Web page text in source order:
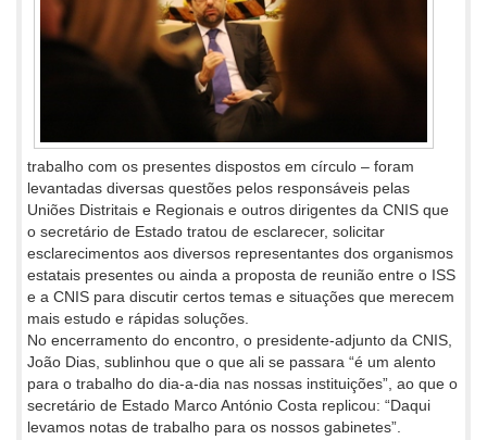
trabalho com os presentes dispostos em círculo – foram
levantadas diversas questões pelos responsáveis pelas
Uniões Distritais e Regionais e outros dirigentes da CNIS que
o secretário de Estado tratou de esclarecer, solicitar
esclarecimentos aos diversos representantes dos organismos
estatais presentes ou ainda a proposta de reunião entre o ISS
e a CNIS para discutir certos temas e situações que merecem
mais estudo e rápidas soluções.
No encerramento do encontro, o presidente-adjunto da CNIS,
João Dias, sublinhou que o que ali se passara “é um alento
para o trabalho do dia-a-dia nas nossas instituições”, ao que o
secretário de Estado Marco António Costa replicou: “Daqui
levamos notas de trabalho para os nossos gabinetes”.